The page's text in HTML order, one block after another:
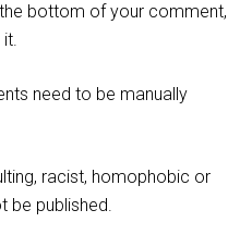
bottom of your comment,
need to be manually
racist, homophobic or
be published.